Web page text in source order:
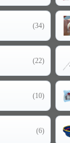
(34)
(22)
(10)
(6)